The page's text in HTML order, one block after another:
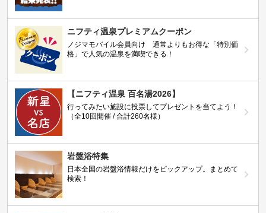
ニフティ温泉プレミアムクーポン
ノジマモバイル会員向け 通常よりもお得な「特別価
格」で人気の温泉を満喫できる！
【ニフティ温泉 百名湯2026】
行ってみたい施設に投票してプレゼントを当てよう！
（全10回開催 / 合計260名様）
岩盤浴特集
日本全国の岩盤浴情報だけをピックアップ。まとめて
検索！